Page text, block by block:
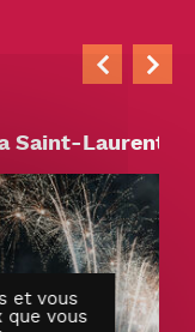
et vous
que vous